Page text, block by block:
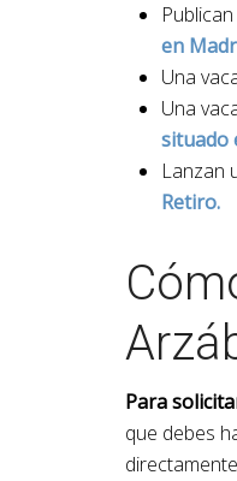
en
Una
Una
situado
Lanzan
Retiro.
Para
que debes
directamente